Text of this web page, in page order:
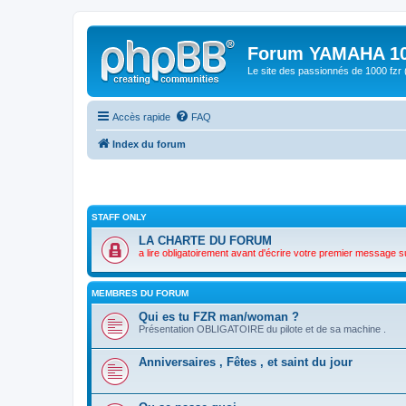
Forum YAMAHA
Le site des passionnés de 1000 fzr
Accès rapide FAQ
Index du forum
STAFF ONLY
LA CHARTE DU FORUM
a lire obligatoirement avant d'écrire votre premier message
MEMBRES DU FORUM
Qui es tu FZR man/woman ?
Présentation OBLIGATOIRE du pilote et de sa machine .
Anniversaires , Fêtes , et saint du jour